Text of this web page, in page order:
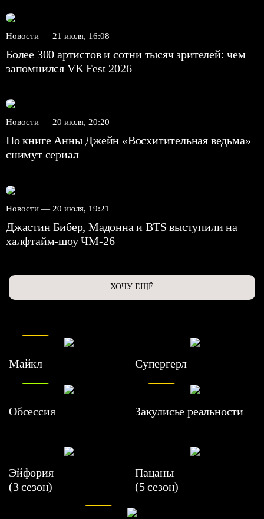
Новости — 21 июля, 16:08
Более 300 артистов и сотни тысяч зрителей: чем
запомнился VK Fest 2026
Новости — 20 июля, 20:20
По книге Анны Джейн «Восхитительная ведьма»
снимут сериал
Новости — 20 июля, 19:21
Джастин Бибер, Мадонна и BTS выступили на
халфтайм-шоу ЧМ-26
ХОЧУ ЕЩЁ
Майкл Супергерл
Обсессия
7.1
Закулисье реальности
Эйфория
(3 сезон)
Пацаны
(5 сезон)